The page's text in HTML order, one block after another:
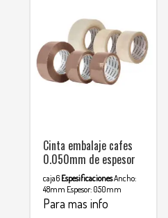
Cinta embalaje cafes
0.050mm de espesor
caja6 EspesificacionesAncho:
48mm Espesor: 050mm
Para mas info